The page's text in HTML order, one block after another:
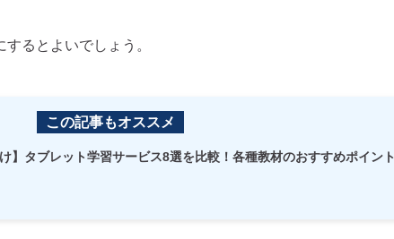
するとよいでしょう。
この記事もオススメ
け】タブレット学習サービス8選を比較！各種教材のおすすめポイント